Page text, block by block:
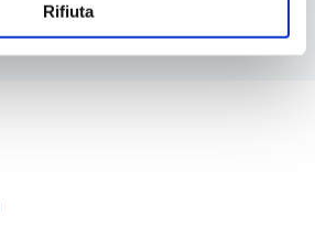
Rifiuta